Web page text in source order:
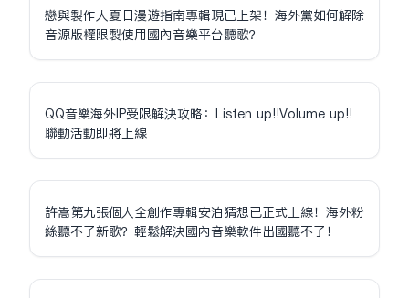
戀與製作人夏日漫遊指南專輯現已上架！海外黨如何解除
音源版權限制使用國內音樂平台聽歌？
QQ音樂海外IP受限解決攻略：Listen up!!Volume up!!
聯動活動即將上線
許嵩第九張個人全創作專輯安泊猜想已正式上線！海外粉
絲聽不了新歌？輕鬆解決國內音樂軟件出國聽不了！